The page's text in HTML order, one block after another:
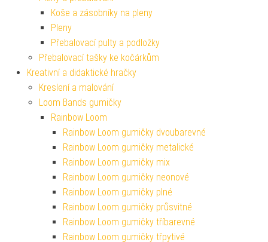
Koše a zásobníky na pleny
Pleny
Přebalovací pulty a podložky
Přebalovací tašky ke kočárkům
Kreativní a didaktické hračky
Kreslení a malování
Loom Bands gumičky
Rainbow Loom
Rainbow Loom gumičky dvoubarevné
Rainbow Loom gumičky metalické
Rainbow Loom gumičky mix
Rainbow Loom gumičky neonové
Rainbow Loom gumičky plné
Rainbow Loom gumičky průsvitné
Rainbow Loom gumičky tříbarevné
Rainbow Loom gumičky třpytivé